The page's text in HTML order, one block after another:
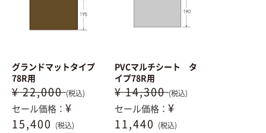
グランドマットタイプ
78R用
¥ 22,000(税込)
セール価格： ¥
15,400 (税込)
PVCマルチシート タ
イプ78R用
¥ 14,300(税込)
セール価格：¥
11,440 (税込)